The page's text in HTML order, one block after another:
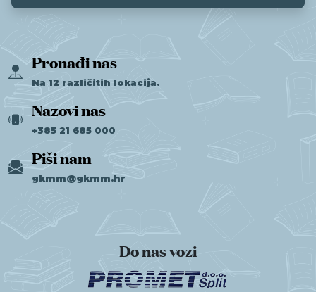
Pronađi nas
Na 12 različitih lokacija.
Nazovi nas
+385 21 685 000
Piši nam
gkmm@gkmm.hr
Do nas vozi